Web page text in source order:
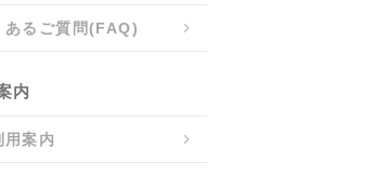
あるご質問(FAQ)
内
用案内